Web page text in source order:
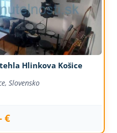
Hlinkova Košice
Slovensko
€